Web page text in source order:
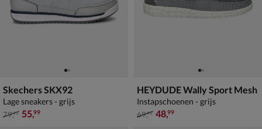
Skechers SKX92
Lage sneakers - grijs
van € 79,99 voor € 55,99
79,99 55,99
HEYDUDE Wally Sport Mesh
Instapschoenen - grijs
van € 69,99 voor € 48,99
69,99 48,99